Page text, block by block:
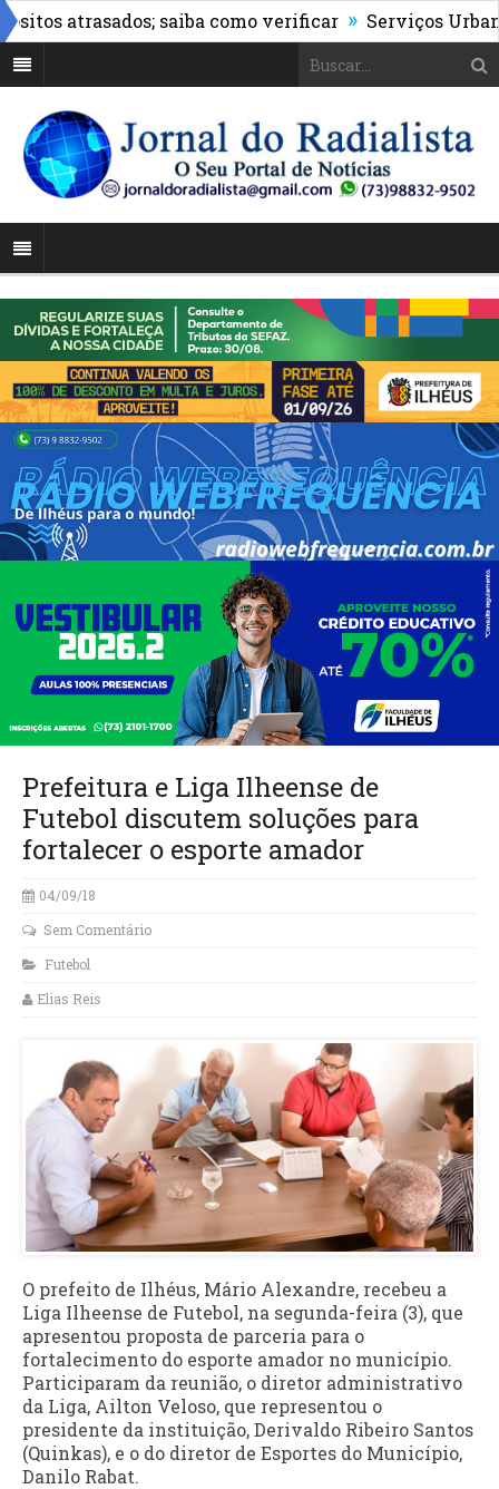
atrasados; saiba como verificar » Serviços Urbanos
Prefeitura e Liga Ilheense de
Futebol discutem soluções para
fortalecer o esporte amador
04/09/18
Sem Comentário
Futebol
Elias Reis
O prefeito de Ilhéus, Mário Alexandre, recebeu a
Liga Ilheense de Futebol, na segunda-feira (3), que
apresentou proposta de parceria para o
fortalecimento do esporte amador no município.
Participaram da reunião, o diretor administrativo
da Liga, Ailton Veloso, que representou o
presidente da instituição, Derivaldo Ribeiro Santos
(Quinkas), e o do diretor de Esportes do Município,
Danilo Rabat.